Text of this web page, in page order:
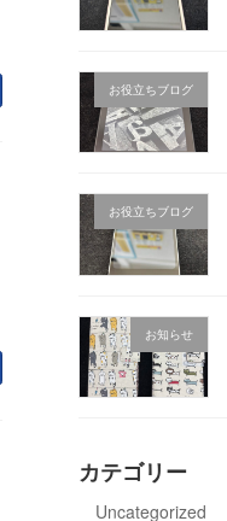
お役立ちブログ
お役立ちブログ
お知らせ
カテゴリー
Uncategorized